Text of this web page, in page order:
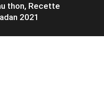
thon, Recette
2021